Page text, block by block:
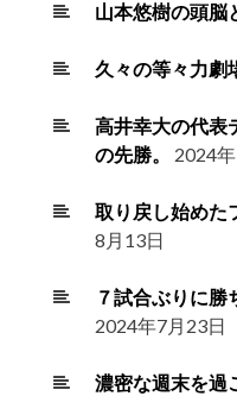
山本悠樹の頭脳
久々の等々力劇
高井幸大の代表
の先勝。
2024
取り戻し始めた
8月13日
７試合ぶりに勝
2024年7月23日
濃密な週末を過